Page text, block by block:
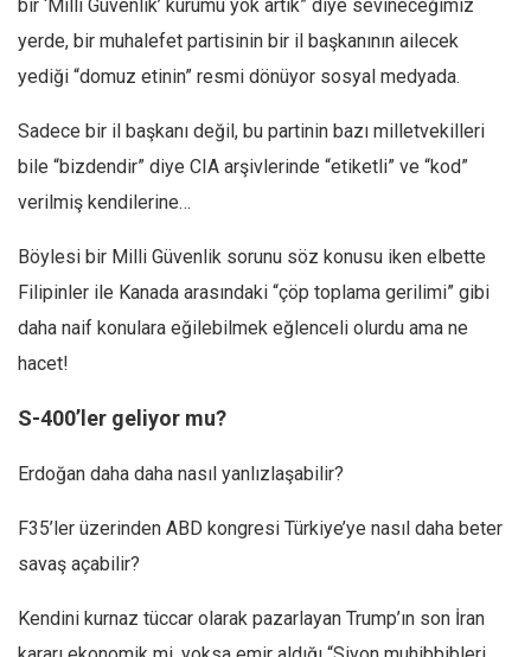
Manzara
Sağlık
Gıda-Beslenme
Hayat
Türkiye
Avrupa
İslam Dünyası
Amerika
Dosyalar
bir ‘Milli Güvenlik’ kurumu yok artık” diye sevineceğimiz
yerde, bir muhalefet partisinin bir il başkanının ailecek
yediği “domuz etinin” resmi dönüyor sosyal medyada.
Sadece bir il başkanı değil, bu partinin bazı milletvekilleri
bile “bizdendir” diye CIA arşivlerinde “etiketli” ve “kod”
verilmiş kendilerine…
Böylesi bir Milli Güvenlik sorunu söz konusu iken elbette
Filipinler ile Kanada arasındaki “çöp toplama gerilimi” gibi
daha naif konulara eğilebilmek eğlenceli olurdu ama ne
hacet!
S-400’ler geliyor mu?
Erdoğan daha daha nasıl yanlızlaşabilir?
F35’ler üzerinden ABD kongresi Türkiye’ye nasıl daha beter
savaş açabilir?
Kendini kurnaz tüccar olarak pazarlayan Trump’ın son İran